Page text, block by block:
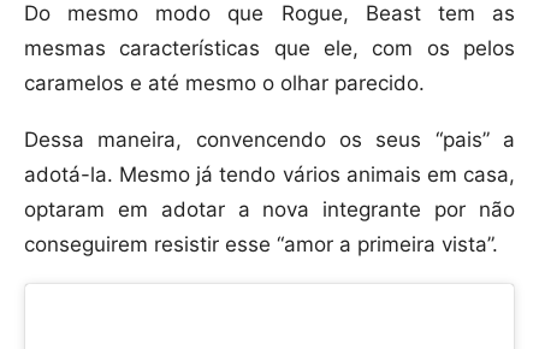
Do mesmo modo que Rogue, Beast tem as
mesmas características que ele, com os pelos
caramelos e até mesmo o olhar parecido.
Dessa maneira, convencendo os seus “pais” a
adotá-la. Mesmo já tendo vários animais em casa,
optaram em adotar a nova integrante por não
conseguirem resistir esse “amor a primeira vista”.